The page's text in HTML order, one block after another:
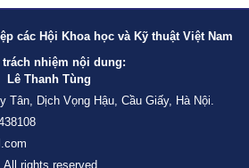
các Hội Khoa học và Kỹ thuật Việt Nam
trách nhiệm nội dung:
Lê Thanh Tùng
Tân, Dịch Vọng Hậu, Cầu Giấy, Hà Nội.
rights reserved